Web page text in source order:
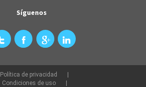
Síguenos
Política de privacidad
Condiciones de uso